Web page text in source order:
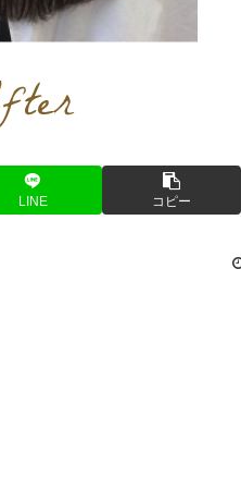
LINE コピー